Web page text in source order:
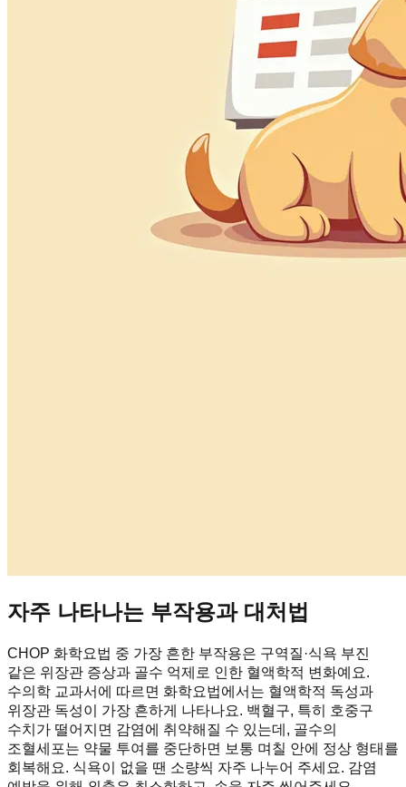
자주 나타나는 부작용과 대처법
CHOP 화학요법 중 가장 흔한 부작용은 구역질·식욕 부진
같은 위장관 증상과 골수 억제로 인한 혈액학적 변화예요.
수의학 교과서에 따르면 화학요법에서는 혈액학적 독성과
위장관 독성이 가장 흔하게 나타나요. 백혈구, 특히 호중구
수치가 떨어지면 감염에 취약해질 수 있는데, 골수의
조혈세포는 약물 투여를 중단하면 보통 며칠 안에 정상 형태를
회복해요. 식욕이 없을 땐 소량씩 자주 나누어 주세요. 감염